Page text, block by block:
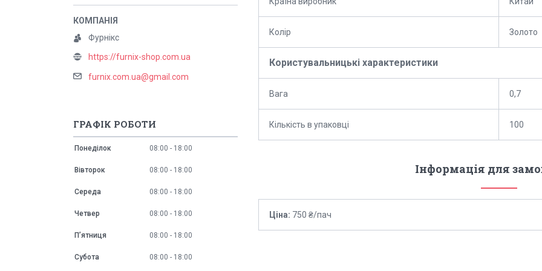
Колір Золото
Користувальницькі характеристики
Вага 0,7
Кількість в упаковці 100
Інформація для
Ціна: 750 ₴/пач
Фурнікс
https://furnix-shop.com.ua
furnix.com.ua@gmail.com
ГРАФІК РОБОТИ
Понеділок 08:00 18:00
Вівторок 08:00 18:00
Середа 08:00 18:00
Четвер 08:00 18:00
Пʼятниця 08:00 18:00
Субота 08:00 18:00